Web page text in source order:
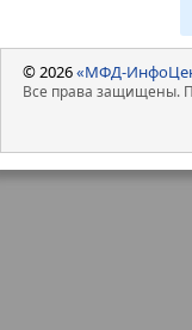
© 2026«МФД-
Все права защищены.